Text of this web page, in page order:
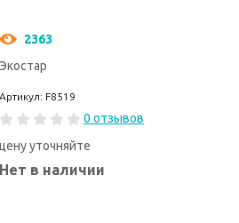
2363
Экостар
Артикул: F8519
0 отзывов
цену уточняйте
Нет в наличии